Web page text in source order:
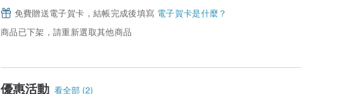
免費贈送電子賀卡，結帳完成後填寫 電子賀卡是什麼？
商品已下架，請重新選取其他商品
優惠活動 看全部 (2)